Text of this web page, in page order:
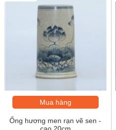
Mua hàng
Ống hương men rạn vẽ sen -